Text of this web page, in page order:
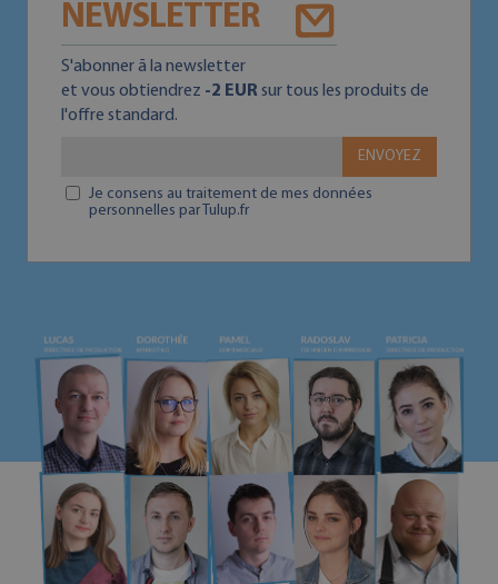
NEWSLETTER
S'abonner ā la newsletter
et vous obtiendrez -2 EUR sur tous les produits de
l'offre standard.
ENVOYEZ
Je consens au traitement de mes données
personnelles par Tulup.fr